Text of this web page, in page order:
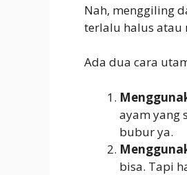
Nah, menggiling
terlalu halus atau
Ada dua cara
ayam yang
bubur ya.
bisa. Tapi